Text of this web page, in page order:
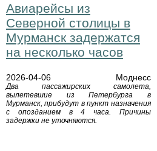
Авиарейсы из
Северной столицы в
Мурманск задержатся
на несколько часов
2026-04-06 Моднесс
Два пассажирских самолета,
вылетевшие из Петербурга в
Мурманск, прибудут в пункт назначения
с опозданием в 4 часа. Причины
задержки не уточняются.